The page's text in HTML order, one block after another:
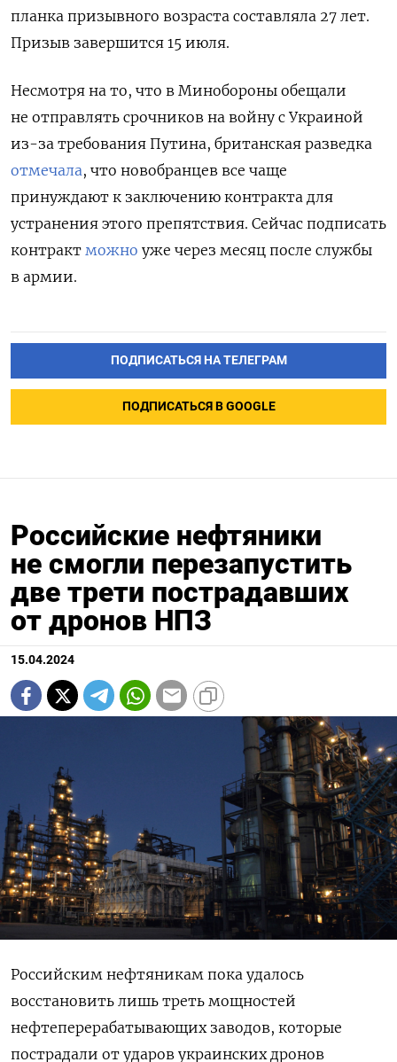
планка призывного возраста составляла 27 лет.
Призыв завершится 15 июля.
Несмотря на то, что в Минобороны обещали
не отправлять срочников на войну с Украиной
из-за требования Путина, британская разведка
отмечала, что новобранцев все чаще
принуждают к заключению контракта для
устранения этого препятствия. Сейчас подписать
контракт можно уже через месяц после службы
в армии.
ПОДПИСАТЬСЯ НА ТЕЛЕГРАМ
ПОДПИСАТЬСЯ В GOOGLE
Российские нефтяники
не смогли перезапустить
две трети пострадавших
от дронов НПЗ
15.04.2024
Российским нефтяникам пока удалось
восстановить лишь треть мощностей
нефтеперерабатывающих заводов, которые
пострадали от ударов украинских дронов